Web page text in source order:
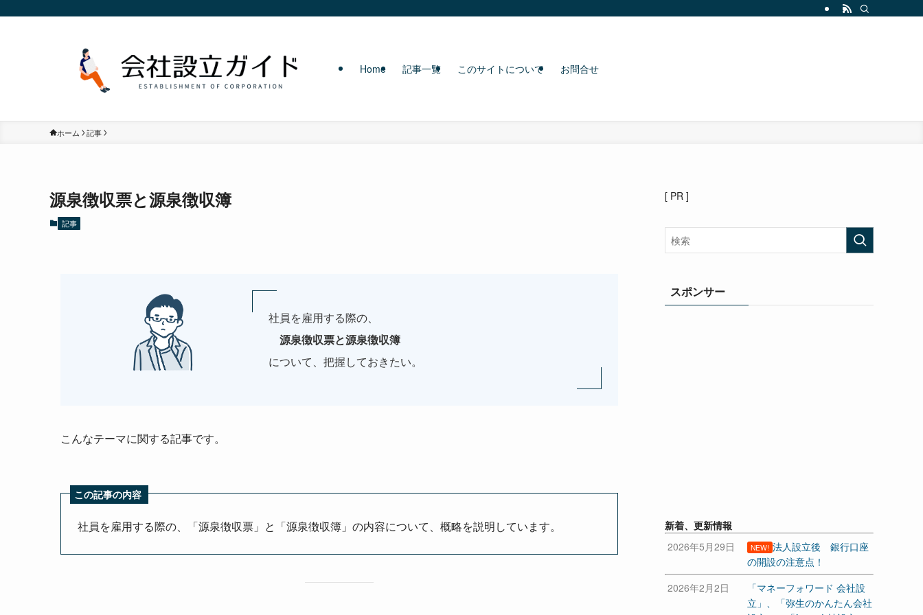
Home 記事一覧 このサイトについて お問合せ
ホーム 記事
源泉徴収票と源泉徴収簿
記事
社員を雇用する際の、
源泉徴収票と源泉徴収簿
について、把握しておきたい。
こんなテーマに関する記事です。
この記事の内容
社員を雇用する際の、「源泉徴収票」と「源泉徴収簿」の内容について、概略を説明しています。
[ PR ]
スポンサー
新着、更新情報
2026年5月29日
NEW! 法人設立後 銀行口座
の開設の注意点！
2026年2月2日
「マネーフォワード 会社設
立」、「弥生のかんたん会社